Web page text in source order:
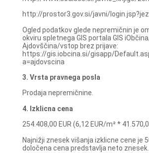
http://prostor3.gov.si/javni/
Ogled podatkov glede nepremičnin je
okviru spletnega GIS portala GIS
Ajdovščina/vstop brez prijave:
https://gis.iobcina.si/gisapp/
a=ajdovscina
3. Vrsta pravnega posla
Prodaja nepremičnine.
4. Izklicna cena
254.408,00 EUR (6,12 EUR/m² *
Najnižji znesek višanja izklicne cene je
določena cena predstavlja neto znesek.